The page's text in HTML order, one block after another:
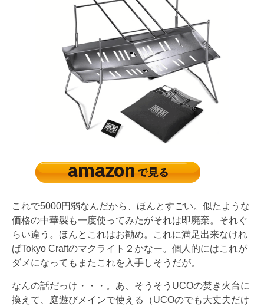
これで5000円弱なんだから、ほんとすごい。似たような
価格の中華製も一度使ってみたがそれは即廃棄。それぐ
らい違う。ほんとこれはお勧め。これに満足出来なけれ
ばTokyo Craftのマクライト２かなー。個人的にはこれが
ダメになってもまたこれを入手しそうだが。
なんの話だっけ・・・。あ、そうそうUCOの焚き火台に
換えて、庭遊びメインで使える（UCOのでも大丈夫だけ